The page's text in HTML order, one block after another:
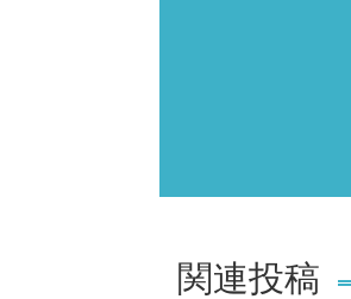
関連投稿